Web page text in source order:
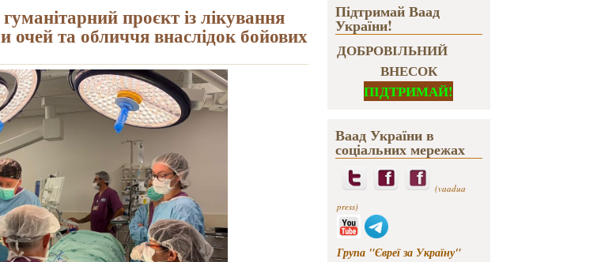
проєкт із лікування
очей та обличчя внаслідок бойових
Підтримай Ваад
України!
ДОБРОВІЛЬНИЙ
ВНЕСОК
ПІДТРИМАЙ!
Ваад України в
соціальних мережах
(vaadua
press)
Група "Євреї за Україну"